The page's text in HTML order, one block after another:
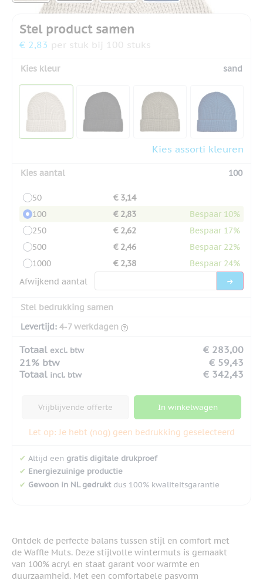
Stel product samen
€ 2,83 per stuk bij 100 stuks
Kies kleur sand
Kies assorti kleuren
Kies aantal 100
50
€ 3,14
100
€ 2,83
Bespaar 10%
250
€ 2,62
Bespaar 17%
500
€ 2,46
Bespaar 22%
1000
€ 2,38
Bespaar 24%
Afwijkend aantal
Stel bedrukking samen
Levertijd: 4-7 werkdagen
Totaal excl. btw
€ 283,00
21% btw
€ 59,43
Totaal incl. btw € 342,43
Vrijblijvende offerte In winkelwagen
Let op: Je hebt (nog) geen bedrukking geselecteerd
✔ Altijd een gratis digitale drukproef
✔ Energiezuinige productie
✔ Gewoon in NL gedruktdus 100% kwaliteitsgarantie
Ontdek de perfecte balans tussen stijl en comfort met
de Waffle Muts. Deze stijlvolle wintermuts is gemaakt
van 100% acryl en staat garant voor warmte en
duurzaamheid. Met een comfortabele pasvorm